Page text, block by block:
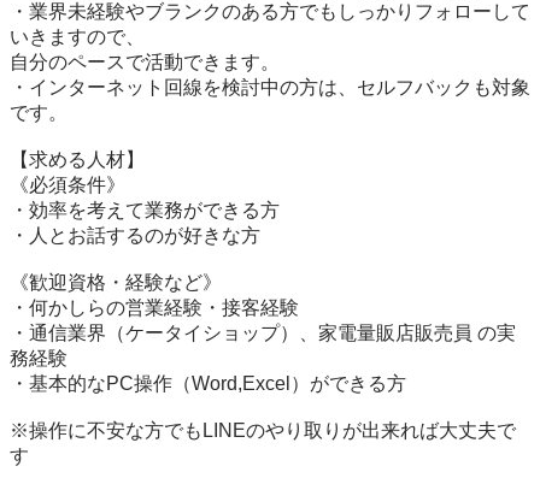
・業界未経験やブランクのある方でもしっかりフォローして
いきますので、
自分のペースで活動できます。
・インターネット回線を検討中の方は、セルフバックも対象
です。
【求める人材】
《必須条件》
・効率を考えて業務ができる方
・人とお話するのが好きな方
《歓迎資格・経験など》
・何かしらの営業経験・接客経験
・通信業界（ケータイショップ）、家電量販店販売員 の実
務経験
・基本的なPC操作（Word,Excel）ができる方
※操作に不安な方でもLINEのやり取りが出来れば大丈夫で
す